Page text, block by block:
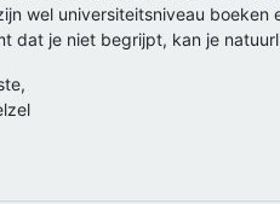
wel universiteitsniveau boeken
dat je niet begrijpt, kan je